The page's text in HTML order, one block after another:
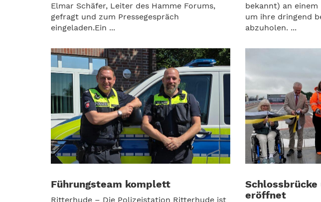
Elmar Schäfer, Leiter des Hamme Forums,
gefragt und zum Pressegespräch
eingeladen.Ein ...
bekannt) an einem
um ihre dringend
abzuholen. ...
Führungsteam komplett
Ritterhude – Die Polizeistation Ritterhude ist
eröffnet